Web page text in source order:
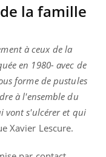
la famille
à ceux de la
en 1980- avec de
forme de pustules
à l'ensemble du
vont s'ulcérer et qui
Xavier Lescure.